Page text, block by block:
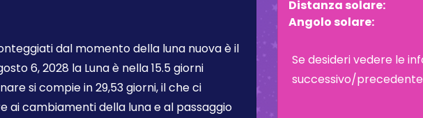
dal momento della luna nuova è il
6, 2028 la Luna è nella15.5 giorni
si compie in 29,53 giorni, il che ci
ai cambiamenti della luna e al passaggio
Distanza solare:
Angolo solare:
Se desideri vedere le
successivo/